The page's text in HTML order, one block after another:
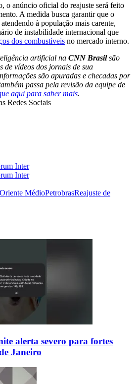
o anúncio oficial do reajuste será feito
A medida busca garantir que o
à população mais carente,
de instabilidade internacional que
dos combustíveis no mercado interno.
artificial na CNN Brasilsão
de vídeos dos jornais de sua
são apuradas e checadas por
passa pela revisão da equipe de
aqui para saber mais.
Redes Sociais
Oriente MédioPetrobrasReajuste de
alerta severo para fortes
Janeiro